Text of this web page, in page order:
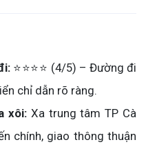
⭐⭐⭐⭐ (4/5) – Đường đi
chỉ dẫn rõ ràng.
xôi: Xa trung tâm TP Cà
chính, giao thông thuận